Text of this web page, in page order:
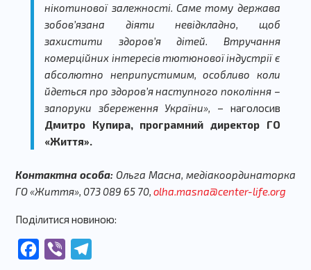
нікотинової залежності. Саме тому держава
зобов’язана діяти невідкладно, щоб
захистити здоровʼя дітей. Втручання
комерційних інтересів тютюнової індустрії є
абсолютно неприпустимим, особливо коли
йдеться про здоровʼя наступного покоління –
запоруки збереження України», – наголосив
Дмитро Купира, програмний директор ГО
«Життя».
Контактна особа: Ольга Масна, медіакоординаторка
ГО «Життя», 073 089 65 70, olha.masna@center-life.org
Поділитися новиною:
Facebook
Viber